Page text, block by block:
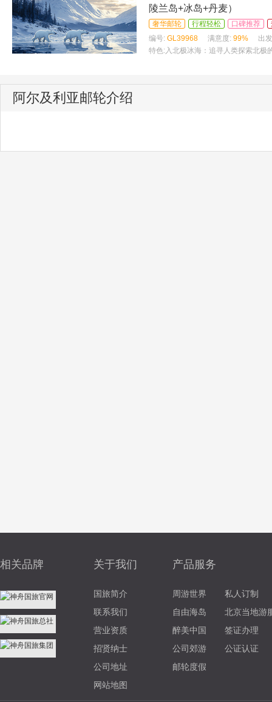
陵兰岛+冰岛+丹麦）
奢华邮轮 行程轻松 口碑推荐
编号: GL39968 满意度: 99%
出
特色: 入北极冰海：追寻人类探索北极
阿尔及利亚邮轮介绍
相关品牌 关于我们
国旅简介
联系我们
营业资质
招贤纳士
公司地址
网站地图
产品服务
周游世界
私人订制
自由海岛
北京当地游
醉美中国
签证办理
公司郊游
公证认证
邮轮度假